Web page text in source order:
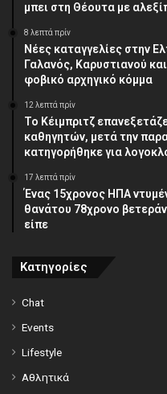
μπει στη Θέουτα με
8 λεπτά πρίν
Νέες καταγγελίες στην
Γαλανός, Καρυστιανού
φοβικό αρχηγικό κόμμα
12 λεπτά πρίν
Το Κέιμπριτζ
καθηγητών, μετά την
κατηγορήθηκε για
17 λεπτά πρίν
Ένας 15χρονος ΗΠΑ
θανάτου 78χρονο
είπε
Κατηγορίες
Chat
Events
Lifestyle
Αθλητικά